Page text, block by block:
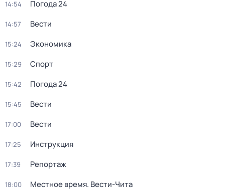
14:54 Погода 24
14:57 Вести
15:24 Экономика
15:29 Спорт
15:42 Погода 24
15:45 Вести
17:00 Вести
17:25 Инструкция
17:39 Репортаж
18:00 Местное время. Вести-Чита